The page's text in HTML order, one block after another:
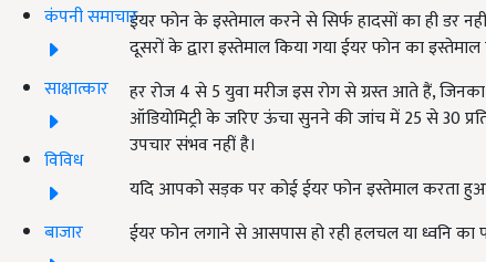
कंपनी समाचार
साक्षात्कार
विविध
बाजार
ईयर फोन के इस्तेमाल करने से सिर्फ हादसों का ही डर
दूसरों के द्वारा इस्तेमाल किया गया ईयर फोन का
हर रोज 4 से 5 युवा मरीज इस रोग से ग्रस्त आते हैं,
ऑडियोमिट्री के जरिए ऊंचा सुनने की जांच में 25 से 30
उपचार संभव नहीं है।
यदि आपको सड़क पर कोई ईयर फोन इस्तेमाल करता
ईयर फोन लगाने से आसपास हो रही हलचल या ध्वनि का